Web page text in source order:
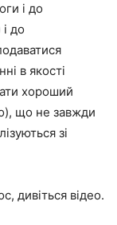
і до
до
в якості
хороший
що не завжди
зі
дивіться відео.